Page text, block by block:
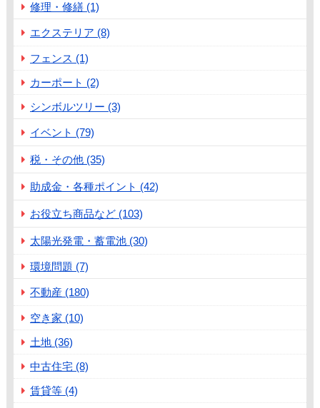
修理・修繕 (1)
エクステリア (8)
フェンス (1)
カーポート (2)
シンボルツリー (3)
イベント (79)
税・その他 (35)
助成金・各種ポイント (42)
お役立ち商品など (103)
太陽光発電・蓄電池 (30)
環境問題 (7)
不動産 (180)
空き家 (10)
土地 (36)
中古住宅 (8)
賃貸等 (4)